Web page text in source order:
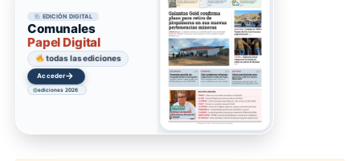
EDICIÓN DIGITAL
Comunales
Papel Digital
todas las ediciones
Acceder→
ediciones 2026